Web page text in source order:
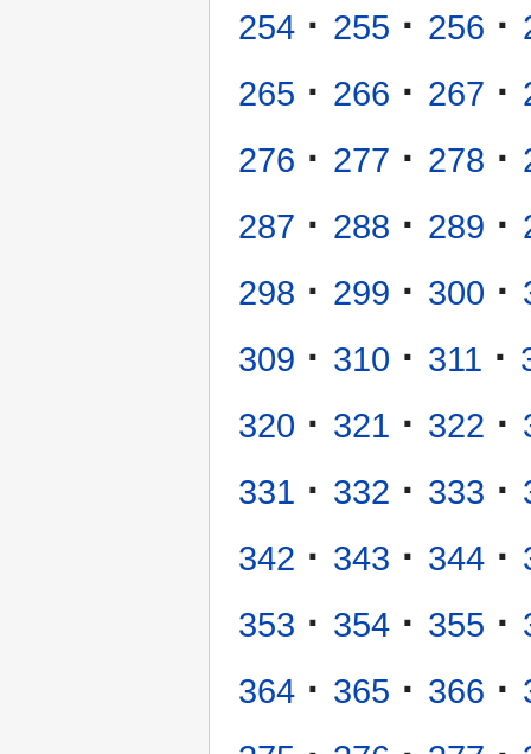
254 · 255 · 256 ·
265 · 266 · 267 ·
276 · 277 · 278 ·
287 · 288 · 289 ·
298 · 299 · 300 ·
309 · 310 · 311 ·
320 · 321 · 322 ·
331 · 332 · 333 ·
342 · 343 · 344 ·
353 · 354 · 355 ·
364 · 365 · 366 ·